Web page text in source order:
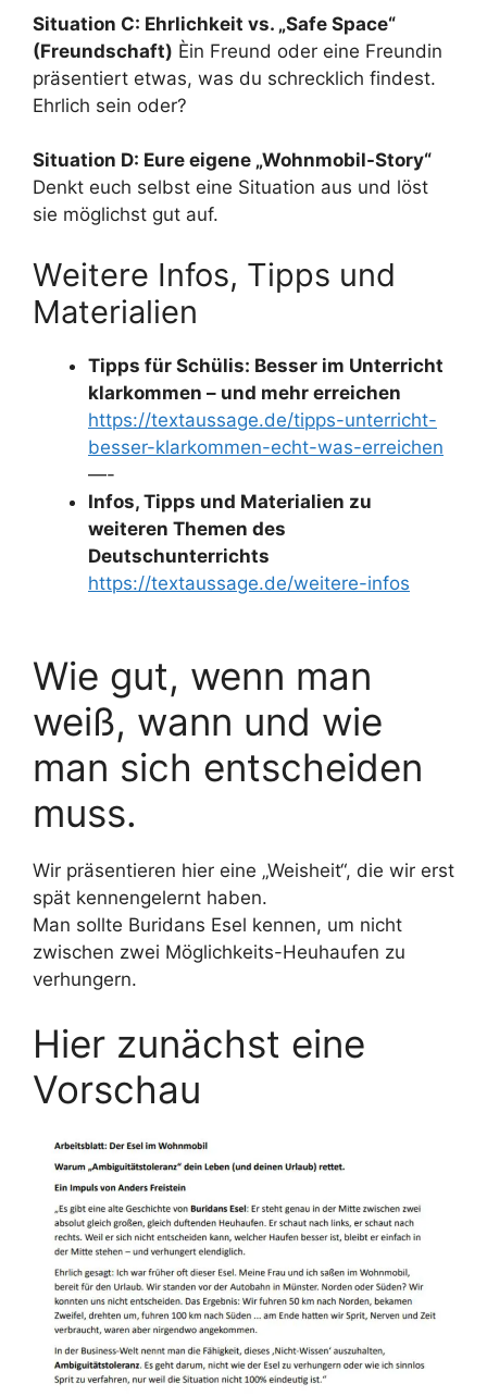
Situation C: Ehrlichkeit vs. „Safe Space“
(Freundschaft) Èin Freund oder eine Freundin
präsentiert etwas, was du schrecklich findest.
Ehrlich sein oder?
Situation D: Eure eigene „Wohnmobil-Story“
Denkt euch selbst eine Situation aus und löst
sie möglichst gut auf.
Weitere Infos, Tipps und
Materialien
Tipps für Schülis: Besser im Unterricht
klarkommen – und mehr erreichen
https://textaussage.de/tipps-unterricht-
besser-klarkommen-echt-was-erreichen
—-
Infos, Tipps und Materialien zu
weiteren Themen des
Deutschunterrichts
https://textaussage.de/weitere-infos
Wie gut, wenn man
weiß, wann und wie
man sich entscheiden
muss.
Wir präsentieren hier eine „Weisheit“, die wir erst
spät kennengelernt haben.
Man sollte Buridans Esel kennen, um nicht
zwischen zwei Möglichkeits-Heuhaufen zu
verhungern.
Hier zunächst eine
Vorschau